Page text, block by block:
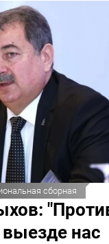
сборная
нас